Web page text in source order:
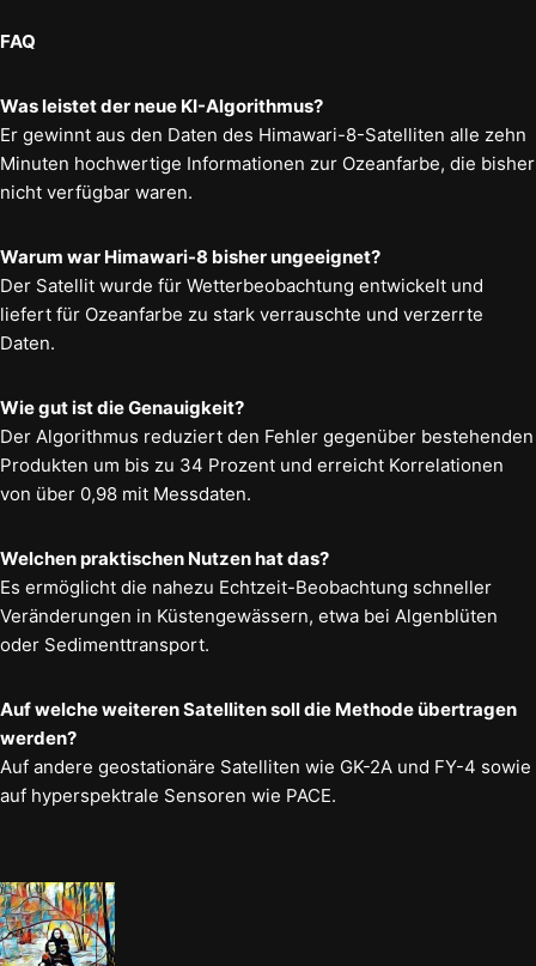
FAQ
Was leistet der neue KI-Algorithmus?
Er gewinnt aus den Daten des Himawari-8-Satelliten alle zehn
Minuten hochwertige Informationen zur Ozeanfarbe, die bisher
nicht verfügbar waren.
Warum war Himawari-8 bisher ungeeignet?
Der Satellit wurde für Wetterbeobachtung entwickelt und
liefert für Ozeanfarbe zu stark verrauschte und verzerrte
Daten.
Wie gut ist die Genauigkeit?
Der Algorithmus reduziert den Fehler gegenüber bestehenden
Produkten um bis zu 34 Prozent und erreicht Korrelationen
von über 0,98 mit Messdaten.
Welchen praktischen Nutzen hat das?
Es ermöglicht die nahezu Echtzeit-Beobachtung schneller
Veränderungen in Küstengewässern, etwa bei Algenblüten
oder Sedimenttransport.
Auf welche weiteren Satelliten soll die Methode übertragen
werden?
Auf andere geostationäre Satelliten wie GK-2A und FY-4 sowie
auf hyperspektrale Sensoren wie PACE.